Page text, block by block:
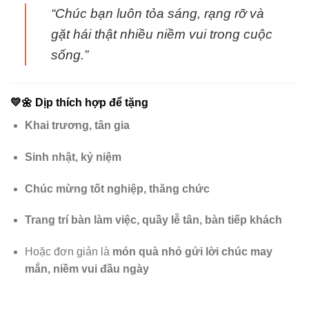
“Chúc bạn luôn tỏa sáng, rạng rỡ và
gặt hái thật nhiều niềm vui trong cuộc
sống.”
💛🌼 Dịp thích hợp để tặng
Khai trương, tân gia
Sinh nhật, kỷ niệm
Chúc mừng tốt nghiệp, thăng chức
Trang trí bàn làm việc, quầy lễ tân, bàn tiếp khách
Hoặc đơn giản là món quà nhỏ gửi lời chúc may
mắn, niềm vui đầu ngày